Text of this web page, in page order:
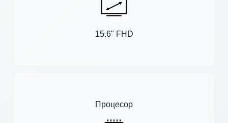
15.6" FHD
Процесор